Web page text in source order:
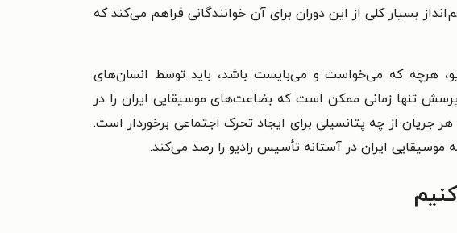
بسیار کلی از این دوران برای آن خوانندگانی فراهم می‌کند که
باشد، باید توسط انسان‌های
تنها زمانی ممکن است که بضاعت‌های موسیقایی ایران را در
جریان از چه پتانسیلی برای ایجاد تحرک اجتماعی برخوردار است.
ایران در آستانه تأسیس رادیو را رصد می‌کند.